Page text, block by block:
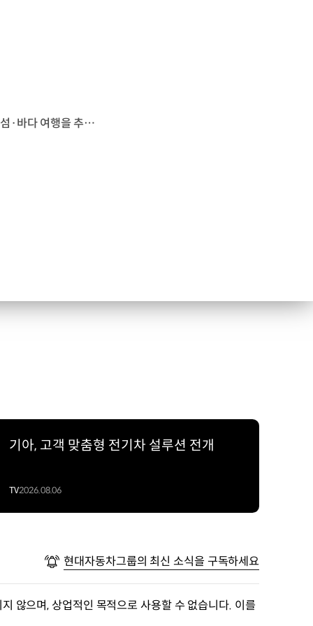
기아가 지난달 25일, 국립공원공단과 업무협약을 체결하고, 초록여행에 섬·바다 여행을 추가합니다. 지난 2012년 시작된 초록여행은 이동이 어려운 장애인을 위해 특수 제작한 차량을 무료로 빌려주는 사회공헌 프로그램으로, 누적 이용객이 약 10만 명에 달합니다. 이번 ‘이동약자 섬·바다 여행 지원을 위한 업무협약’을 통해, 8월부터 장애인 대상 변산반도 및 한려해상 국립공원 여행 프로그램이 운영되는데요. 기아는 체험을 위해 장애인 편의장치를 장착한 카니발과 유류비, 여행 경비 등을 지원하고, 국립공원공단은 숙박과 다양한 체험 프로그램의 운영을 담당하게 됩니다.
기아, 고객 맞춤형 전기차 설루션 전개
TV2026.08.06
현대자동차그룹의 최신 소식을 구독하세요
않으며, 상업적인 목적으로 사용할 수 없습니다. 이를